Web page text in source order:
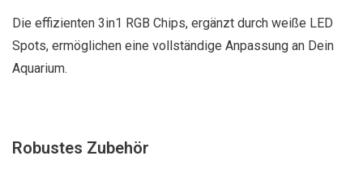
Die effizienten 3in1 RGB Chips, ergänzt durch weiße LED
Spots, ermöglichen eine vollständige Anpassung an Dein
Aquarium.
Robustes Zubehör